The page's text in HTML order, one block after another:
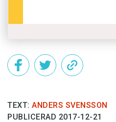
TEXT: ANDERS SVENSSON
PUBLICERAD 2017-12-21